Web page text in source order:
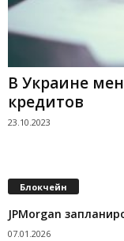
В Украине
кредитов
23.10.2023
Блокчейн
JPMorgan
07.01.2026